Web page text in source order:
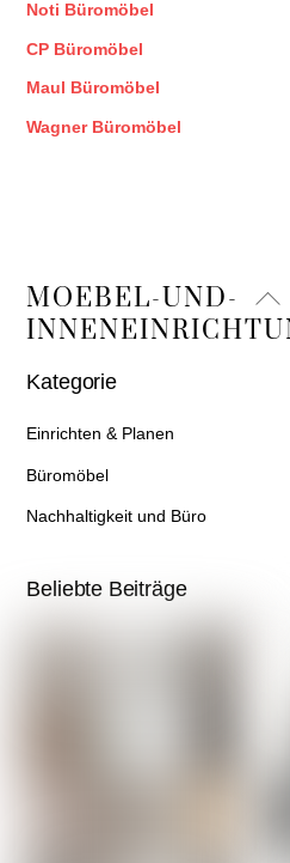
Noti Büromöbel
CP Büromöbel
Maul Büromöbel
Wagner Büromöbel
To
MOEBEL-UND-
Kategorie
Einrichten & Planen
Büromöbel
Nachhaltigkeit und Büro
Beliebte Beiträge